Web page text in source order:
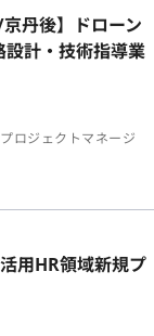
丹後】ドローン
計・技術指導業
ロジェクトマネージ
用HR領域新規プ